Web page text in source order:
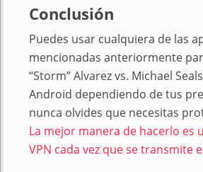
Conclusión
Puedes usar cualquiera de las
mencionadas anteriormente
“Storm” Alvarez vs. Michael
Android dependiendo de tus
nunca olvides que necesitas
La mejor manera de hacerlo es
VPN cada vez que se transmite